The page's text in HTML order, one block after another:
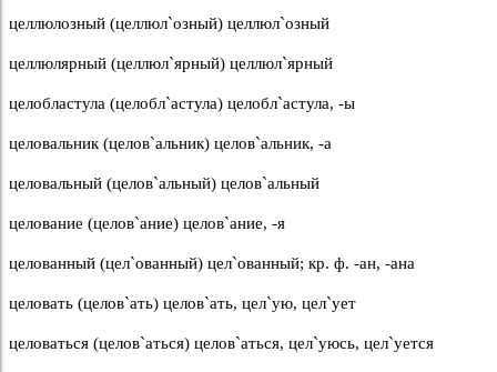
целлюлозный (целлюл`озный) целлюл`озный
целлюлярный (целлюл`ярный) целлюл`ярный
целобластула (целобл`астула) целобл`астула, -ы
целовальник (целов`альник) целов`альник, -а
целовальный (целов`альный) целов`альный
целование (целов`ание) целов`ание, -я
целованный (цел`ованный) цел`ованный; кр. ф. -ан, -ана
целовать (целов`ать) целов`ать, цел`ую, цел`ует
целоваться (целов`аться) целов`аться, цел`уюсь, цел`уется